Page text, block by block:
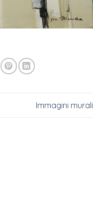
Immagini murali